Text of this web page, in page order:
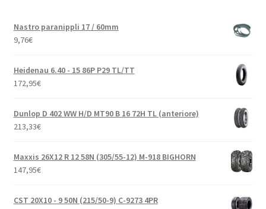
Nastro paranippli 17 / 60mm
9,76€
Heidenau 6.40 - 15 86P P29 TL/TT
172,95€
Dunlop D 402 WW H/D MT90 B 16 72H TL (anteriore)
213,33€
Maxxis 26X12 R 12 58N (305/55-12) M-918 BIGHORN
147,95€
CST 20X10 - 9 50N (215/50-9) C-9273 4PR